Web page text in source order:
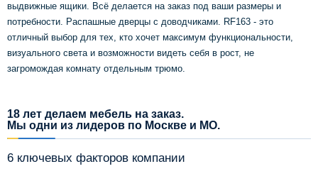
выдвижные ящики. Всё делается на заказ под ваши размеры и
потребности. Распашные дверцы с доводчиками. RF163 - это
отличный выбор для тех, кто хочет максимум функциональности,
визуального света и возможности видеть себя в рост, не
загромождая комнату отдельным трюмо.
18 лет делаем мебель на заказ.
Мы одни из лидеров по Москве и МО.
6 ключевых факторов компании